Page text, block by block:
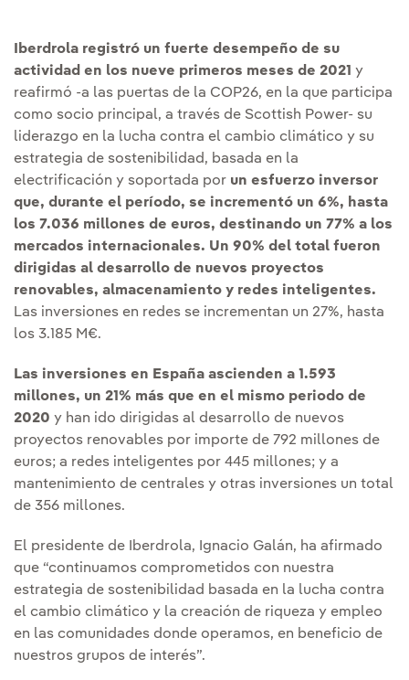
Iberdrola registró un fuerte desempeño de su
actividad en los nueve primeros meses de 2021 y
reafirmó -a las puertas de la COP26, en la que participa
como socio principal, a través de Scottish Power- su
liderazgo en la lucha contra el cambio climático y su
estrategia de sostenibilidad, basada en la
electrificación y soportada por un esfuerzo inversor
que, durante el período, se incrementó un 6%, hasta
los 7.036 millones de euros, destinando un 77% a los
mercados internacionales. Un 90% del total fueron
dirigidas al desarrollo de nuevos proyectos
renovables, almacenamiento y redes inteligentes.
Las inversiones en redes se incrementan un 27%, hasta
los 3.185 M€.
Las inversiones en España ascienden a 1.593
millones, un 21% más que en el mismo periodo de
2020 y han ido dirigidas al desarrollo de nuevos
proyectos renovables por importe de 792 millones de
euros; a redes inteligentes por 445 millones; y a
mantenimiento de centrales y otras inversiones un total
de 356 millones.
El presidente de Iberdrola, Ignacio Galán, ha afirmado
que “continuamos comprometidos con nuestra
estrategia de sostenibilidad basada en la lucha contra
el cambio climático y la creación de riqueza y empleo
en las comunidades donde operamos, en beneficio de
nuestros grupos de interés”.